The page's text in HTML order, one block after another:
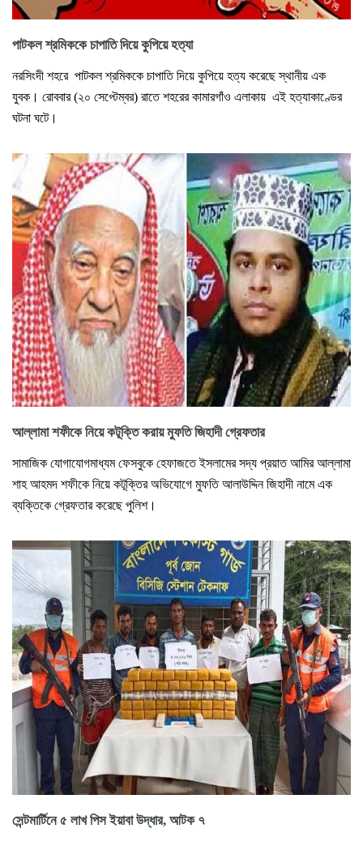
পাটকল শ্রমিককে চাপাতি দিয়ে কুপিয়ে হত্যা
নরসিংদী শহরে পাটকল শ্রমিককে চাপাতি দিয়ে কুপিয়ে হত্য করেছে স্থানীয় এক
যুবক। রোববার (২০ সেপ্টেম্বর) রাতে শহরের কামারগাঁও এলাকায় এই হত্যাকাণ্ডের
ঘটনা ঘটে।
আল্লামা শফীকে নিয়ে কটূক্তি করায় মুফতি জিহাদী গ্রেফতার
সামাজিক যোগাযোগমাধ্যম ফেসবুকে হেফাজতে ইসলামের সদ্য প্রয়াত আমির আল্লামা
শাহ আহমদ শফীকে নিয়ে কটূক্তির অভিযোগে মুফতি আলাউদ্দিন জিহাদী নামে এক
ব্যক্তিকে গ্রেফতার করেছে পুলিশ।
সেন্টমার্টিনে ৫ লাখ পিস ইয়াবা উদ্ধার, আটক ৭